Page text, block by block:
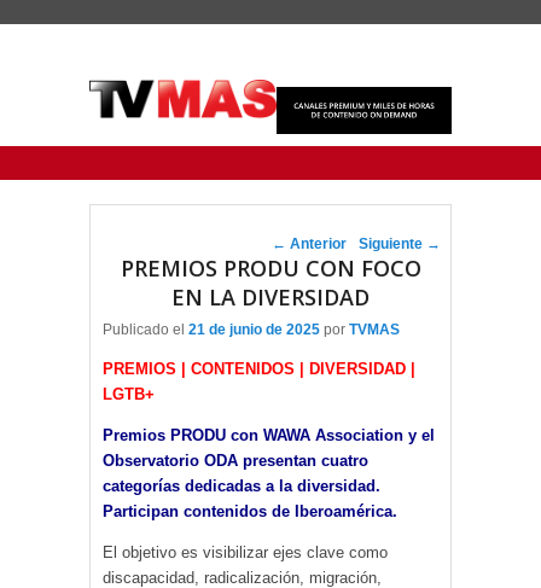
Navegador de artículos
← Anterior Siguiente →
PREMIOS PRODU CON FOCO
EN LA DIVERSIDAD
Publicado el 21 de junio de 2025 por TVMAS
PREMIOS | CONTENIDOS | DIVERSIDAD |
LGTB+
Premios PRODU con WAWA Association y el
Observatorio ODA presentan cuatro
categorías dedicadas a la diversidad.
Participan contenidos de Iberoamérica.
El objetivo es visibilizar ejes clave como
discapacidad, radicalización, migración,